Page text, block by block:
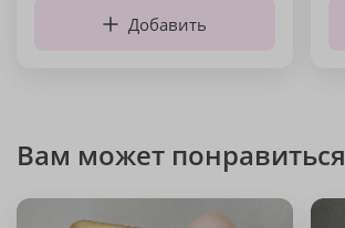
Добавить
Вам может понравиться